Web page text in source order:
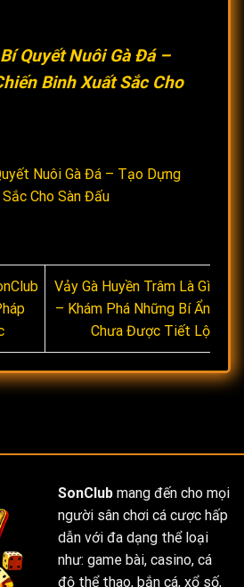
Bí Quyết Nuôi Gà Đá –
Binh Xuất Sắc Cho
Nuôi Gà Đá – Tạo Dựng
Cho Sàn Đấu
Vảy Gà Huyền Trâm Là Gì
– Khám Phá Những Bí Ẩn
Chưa Được Tiết Lộ
SonClub mang đến cho mọi
người sân chơi cá cược hấp
dẫn với đa dạng thể loại
như: game bài, casino, cá
độ thể thao, bắn cá, xổ số,